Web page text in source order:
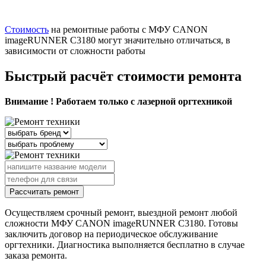
Стоимость на ремонтные работы с МФУ CANON
imageRUNNER C3180 могут значительно отличаться, в
зависимости от сложности работы
Быстрый расчёт стоимости ремонта
Внимание ! Работаем только с лазерной оргтехникой
Рассчитать ремонт
Осуществляем срочный ремонт, выездной ремонт любой
сложности МФУ CANON imageRUNNER C3180. Готовы
заключить договор на периодическое обслуживание
оргтехники. Диагностика выполняется бесплатно в случае
заказа ремонта.